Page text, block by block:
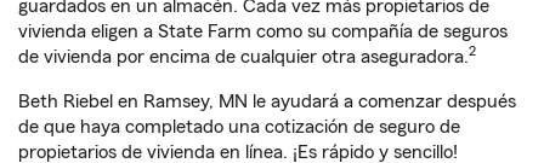
guardados en un almacén. Cada vez más propietarios de
vivienda eligen a State Farm como su compañía de seguros
de vivienda por encima de cualquier otra aseguradora.2
Beth Riebel en Ramsey, MN le ayudará a comenzar después
de que haya completado una cotización de seguro de
propietarios de vivienda en línea. ¡Es rápido y sencillo!